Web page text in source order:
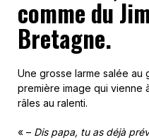
comme du
Bretagne.
Une grosse larme salée au
première image qui vienne
râles au ralenti.
« – Dis papa, tu as déjà